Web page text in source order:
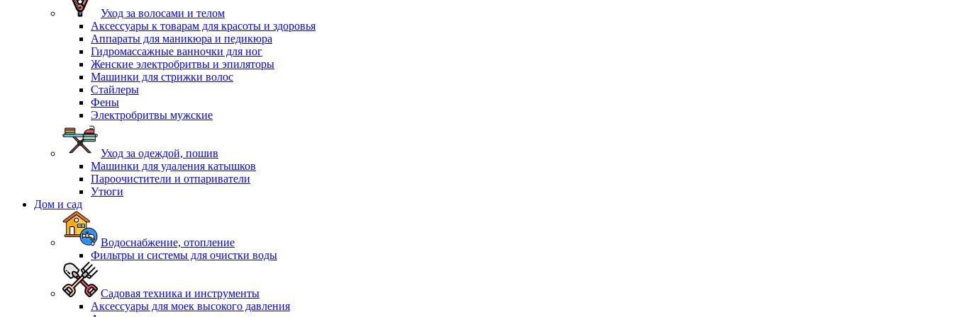
Уход за волосами и телом
Аксессуары к товарам для красоты и здоровья
Аппараты для маникюра и педикюра
Гидромассажные ванночки для ног
Женские электробритвы и эпиляторы
Машинки для стрижки волос
Стайлеры
Фены
Электробритвы мужские
Уход за одеждой, пошив
Машинки для удаления катышков
Пароочистители и отпариватели
Утюги
Дом и сад
Водоснабжение, отопление
Фильтры и системы для очистки воды
Садовая техника и инструменты
Аксессуары для моек высокого давления